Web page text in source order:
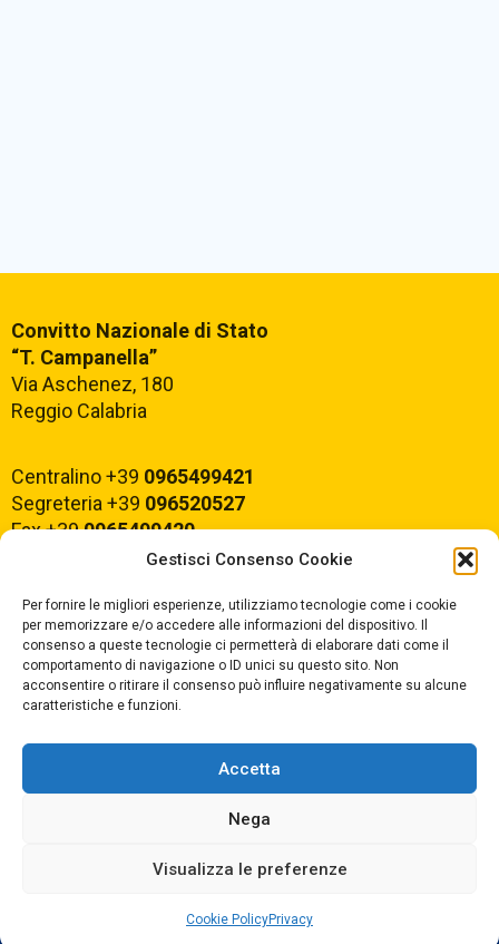
Gestisci Consenso Cookie
Per fornire le migliori esperienze, utilizziamo tecnologie come i cookie
per memorizzare e/o accedere alle informazioni del dispositivo. Il
consenso a queste tecnologie ci permetterà di elaborare dati come il
comportamento di navigazione o ID unici su questo sito. Non
acconsentire o ritirare il consenso può influire negativamente su alcune
caratteristiche e funzioni.
Accetta
Nega
Visualizza le preferenze
Cookie PolicyPrivacy
Convitto Nazionale di Stato
“T. Campanella”
Via Aschenez, 180
Reggio Calabria
Centralino +39 0965499421
Segreteria +39 096520527
Fax +390965499420
E-mail: rcvc010005@istruzione.it
PEC:rcvc010005@pec.istruzione.it
ORARIO DI APERTURA
Dal lunedì al Venerdì
dalle ore 07,00 alle ore 18,30
Copyright © 2025 Convitto Nazionale di Stato
Obiettivi di Accessibilità